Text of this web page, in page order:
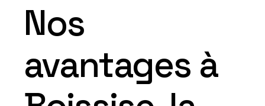
Nos
avantages à